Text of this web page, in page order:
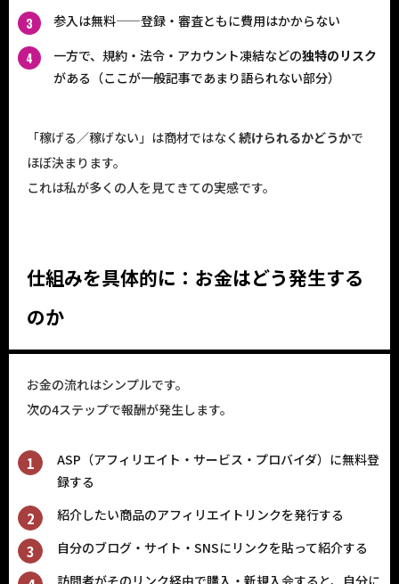
参入は無料——登録・審査ともに費用はかからない
一方で、規約・法令・アカウント凍結などの独特のリスク
がある（ここが一般記事であまり語られない部分）
「稼げる／稼げない」は商材ではなく 続けられるかどうかで
ほぼ決まります。
これは私が多くの人を見てきての実感です。
仕組みを具体的に：お金はどう発生する
のか
お金の流れはシンプルです。
次の4ステップで報酬が発生します。
ASP（アフィリエイト・サービス・プロバイダ）に無料登
録する
紹介したい商品のアフィリエイトリンクを発行する
自分のブログ・サイト・SNSにリンクを貼って紹介する